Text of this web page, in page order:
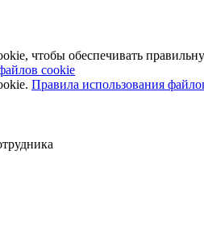
чтобы обеспечивать
cookie
Правила использования